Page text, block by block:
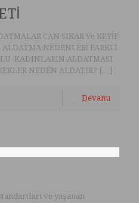
CAN SIKAR Ve KEYİF
NEDENLERİ FARKLI
-KADINLARIN ALDATMASI
NEDEN ALDATIR? […]
Devamı
ve yaşanan